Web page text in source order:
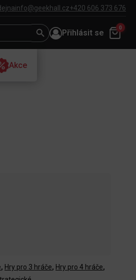
info@geekhall.cz+420 606 373 676
Search
Button
Přihlásit se
0
Akce
, Hry pro 3 hráče, Hry pro 4 hráče,